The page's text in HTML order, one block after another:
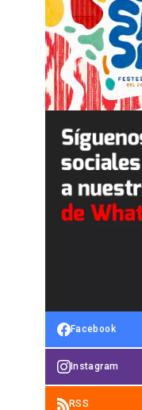
Facebook
Instagram
RSS